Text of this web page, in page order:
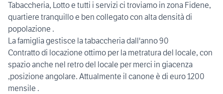
Tabaccheria, Lotto e tutti i servizi ci troviamo in zona Fidene,
quartiere tranquillo e ben collegato con alta densità di
popolazione .
La famiglia gestisce la tabaccheria dall'anno 90
Contratto di locazione ottimo per la metratura del locale, con
spazio anche nel retro del locale per merci in giacenza
,posizione angolare. Attualmente il canone è di euro 1200
mensile .